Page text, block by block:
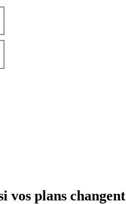
vos plans changent